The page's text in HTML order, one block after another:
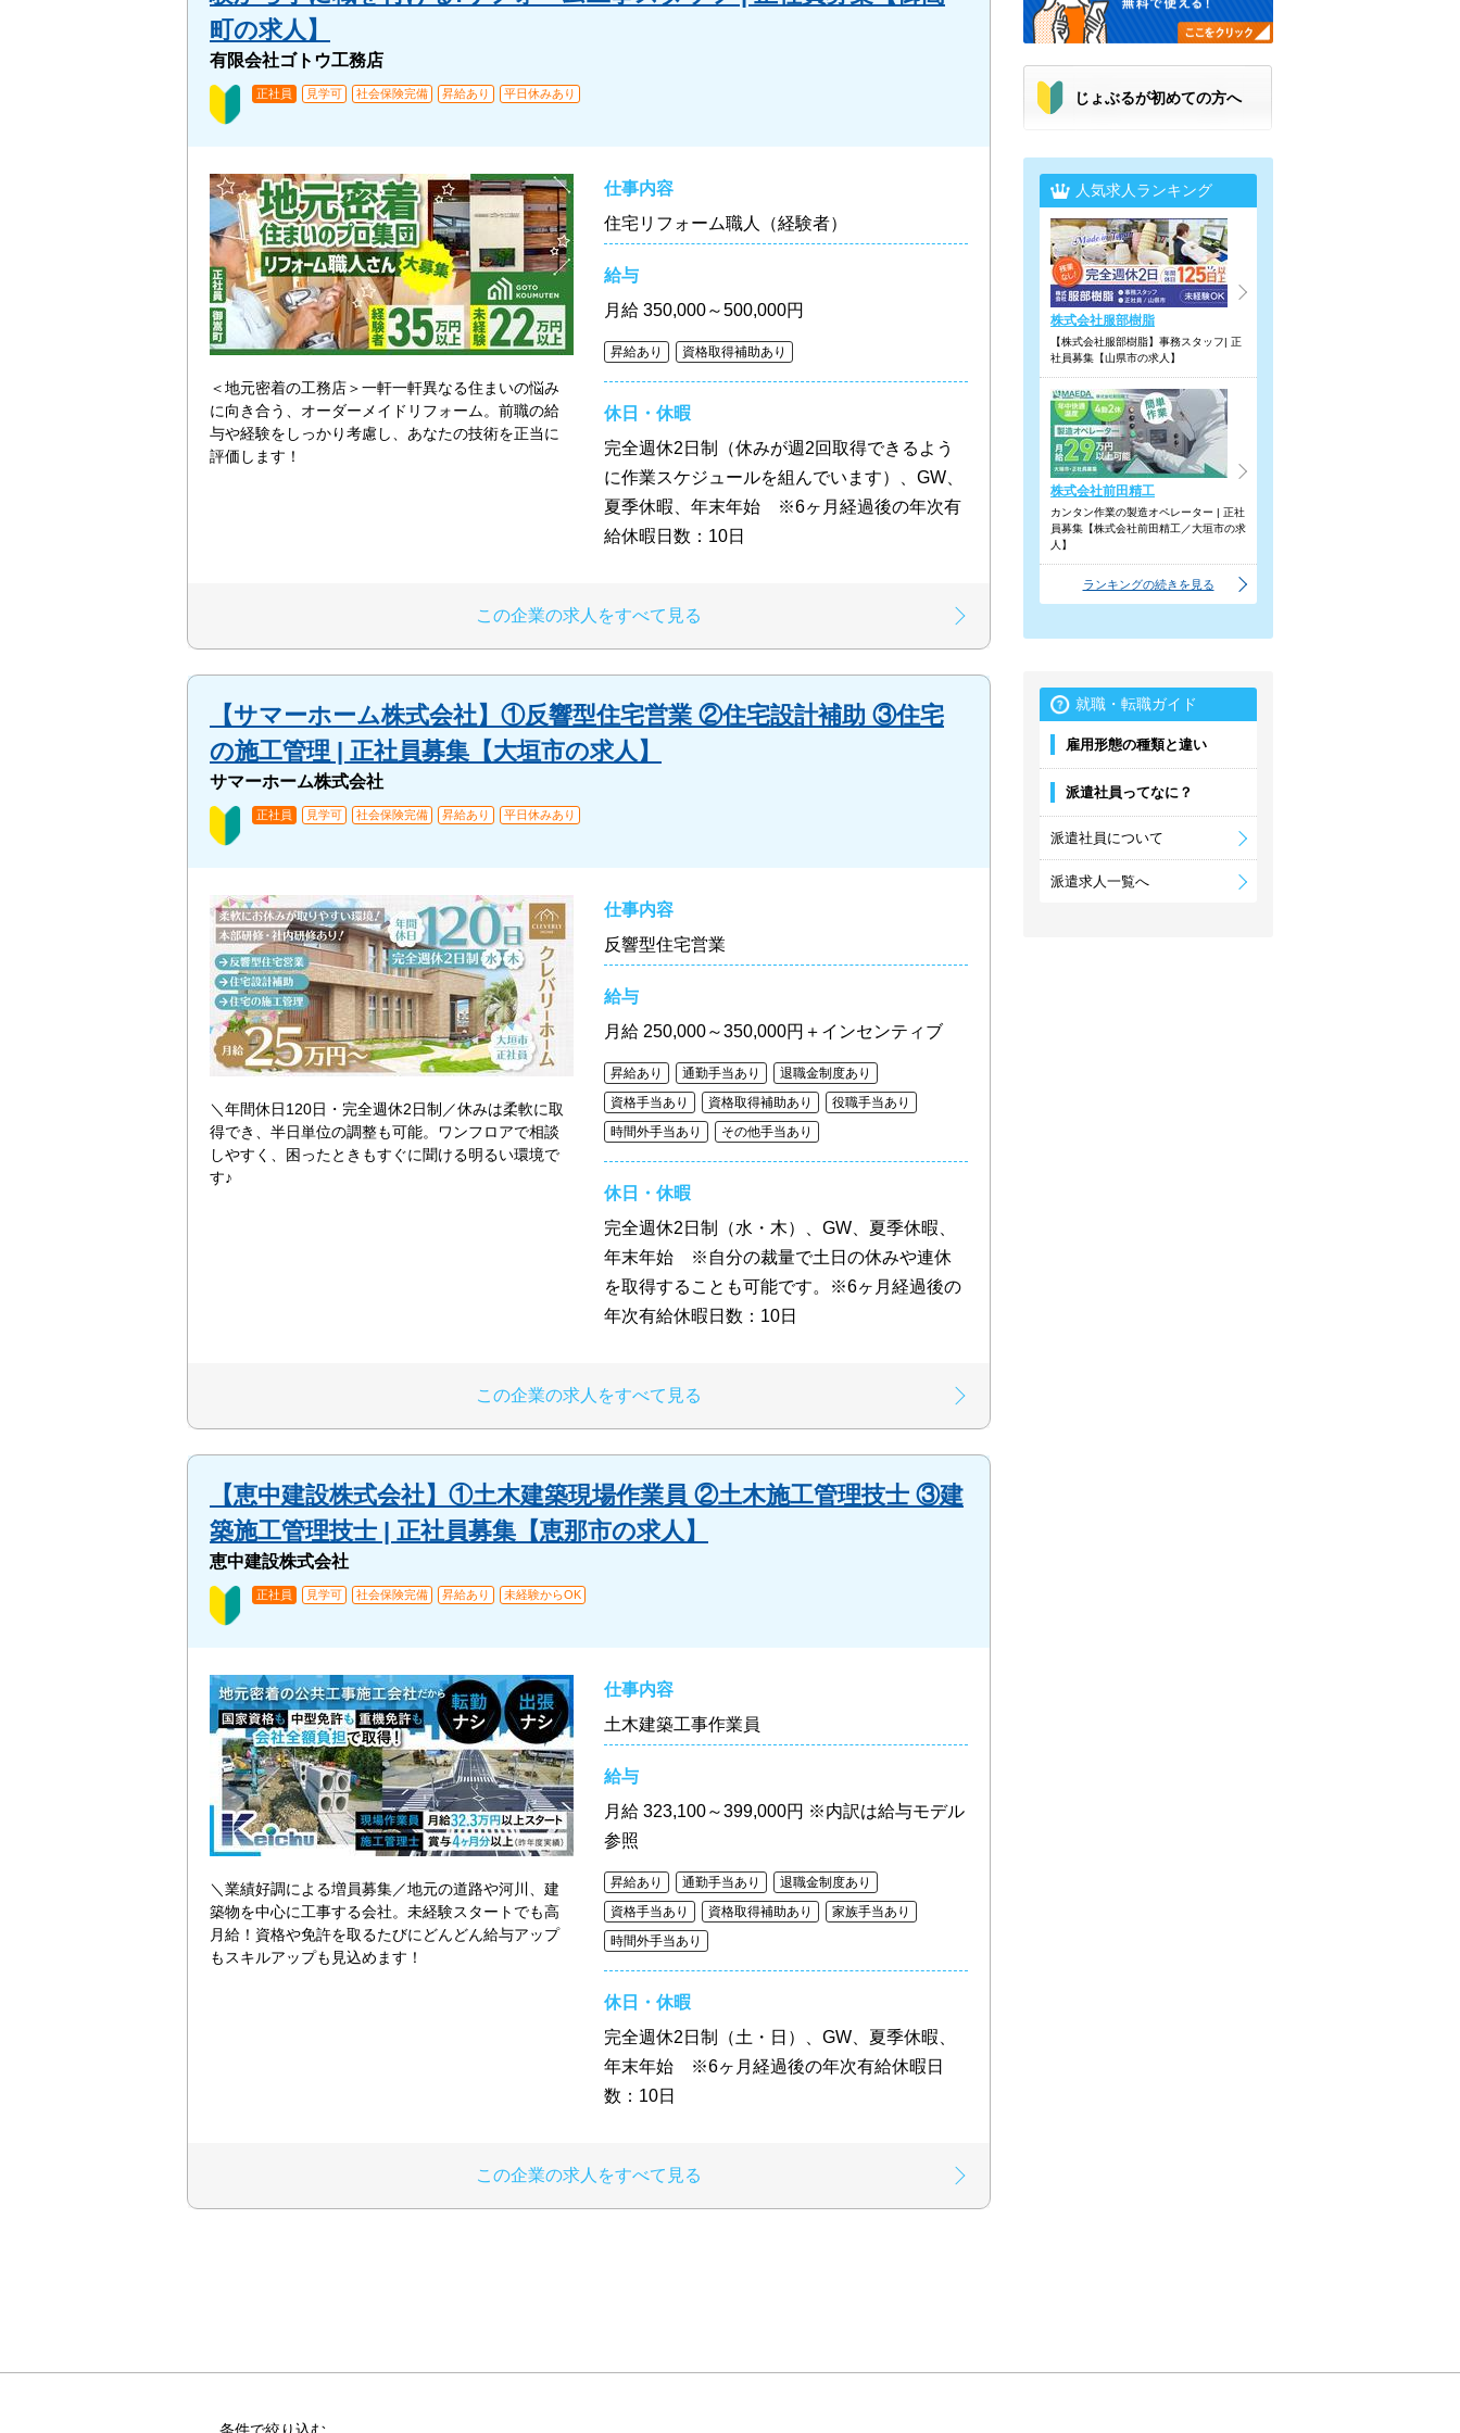
町の求人】
有限会社ゴトウ工務店
正社員 見学可 社会保険完備 昇給あり 平日休みあり
＜地元密着の工務店＞一軒一軒異なる住まいの悩み
に向き合う、オーダーメイドリフォーム。前職の給
与や経験をしっかり考慮し、あなたの技術を正当に
評価します！
仕事内容
住宅リフォーム職人（経験者）
給与
月給 350,000～500,000円
昇給あり 資格取得補助あり
休日・休暇
完全週休2日制（休みが週2回取得できるよう
に作業スケジュールを組んでいます）、GW、
夏季休暇、年末年始 ※6ヶ月経過後の年次有
給休暇日数：10日
この企業の求人をすべて見る
【サマーホーム株式会社】①反響型住宅営業 ②住宅設計補助 ③住宅
の施工管理 | 正社員募集【大垣市の求人】
サマーホーム株式会社
正社員 見学可 社会保険完備 昇給あり 平日休みあり
＼年間休日120日・完全週休2日制／休みは柔軟に取
得でき、半日単位の調整も可能。ワンフロアで相談
しやすく、困ったときもすぐに聞ける明るい環境で
す♪
仕事内容
反響型住宅営業
給与
月給 250,000～350,000円＋インセンティブ
昇給あり 通勤手当あり
退職金制度あり
資格手当あり
資格取得補助あり
役職手当あり
時間外手当あり
その他手当あり
休日・休暇
完全週休2日制（水・木）、GW、夏季休暇、
年末年始 ※自分の裁量で土日の休みや連休
を取得することも可能です。※6ヶ月経過後の
年次有給休暇日数：10日
この企業の求人をすべて見る
【恵中建設株式会社】①土木建築現場作業員 ②土木施工管理技士 ③建
築施工管理技士 | 正社員募集【恵那市の求人】
恵中建設株式会社
正社員 見学可 社会保険完備 昇給あり 未経験からOK
＼業績好調による増員募集／地元の道路や河川、建
築物を中心に工事する会社。未経験スタートでも高
月給！資格や免許を取るたびにどんどん給与アップ
もスキルアップも見込めます！
仕事内容
土木建築工事作業員
給与
月給 323,100～399,000円 ※内訳は給与モデル
参照
昇給あり 通勤手当あり
退職金制度あり
資格手当あり
資格取得補助あり
家族手当あり
時間外手当あり
休日・休暇
完全週休2日制（土・日）、GW、夏季休暇、
年末年始 ※6ヶ月経過後の年次有給休暇日
数：10日
この企業の求人をすべて見る
じょぶるが初めての方へ
人気求人ランキング
株式会社服部樹脂
【株式会社服部樹脂】事務スタッフ| 正
社員募集【山県市の求人】
株式会社前田精工
カンタン作業の製造オペレーター | 正社
員募集【株式会社前田精工／大垣市の求
人】
ランキングの続きを見る
就職・転職ガイド
雇用形態の種類と違い
派遣社員ってなに？
派遣社員について
派遣求人一覧へ